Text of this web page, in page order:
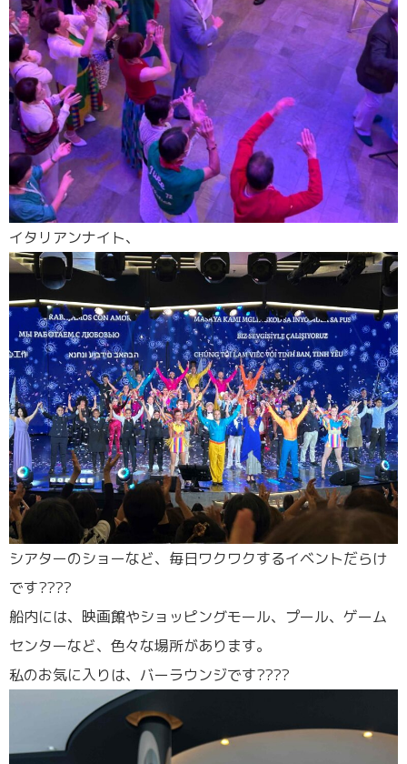
イタリアンナイト、
シアターのショーなど、毎日ワクワクするイベントだらけ
です????
船内には、映画館やショッピングモール、プール、ゲーム
センターなど、色々な場所があります。
私のお気に入りは、バーラウンジです????